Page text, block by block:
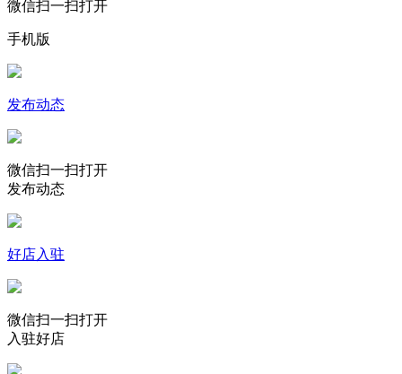
微信扫一扫打开
手机版
发布动态
微信扫一扫打开
发布动态
好店入驻
微信扫一扫打开
入驻好店